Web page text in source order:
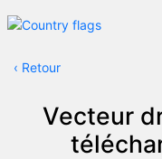
‹ Retour
Vecteur